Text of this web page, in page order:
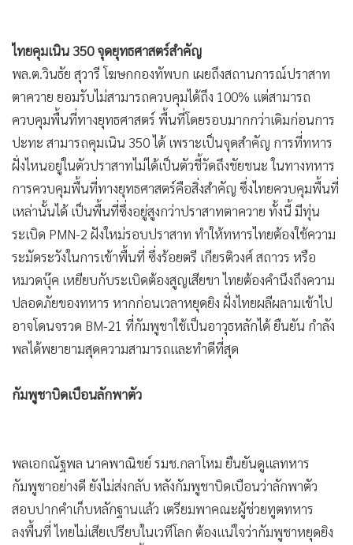
• ต่างประเทศ
• Special Scoop
• เศรษฐกิจ-ธุรกิจ
• ชุมชน-คุณภาพชีวิต
อาชญากรรม
• Motoring
• เกม
• วิทยาศาสตร์
• SMEs
• หุ้น
• อินโดจีน
• กองทุนรวม
• Factcheck
•
Gotomanager
ไทยคุมเนิน 350 จุดยุทธศาสตร์สำคัญ
พล.ต.วินธัย สุวารี โฆษกกองทัพบก เผยถึงสถานการณ์ปราสาท
ตาควาย ยอมรับไม่สามารถควบคุมได้ถึง 100% แต่สามารถ
ควบคุมพื้นที่ทางยุทธศาสตร์ พื้นที่โดยรอบมากกว่าเดิมก่อนการ
ปะทะ สามารถคุมเนิน 350 ได้ เพราะเป็นจุดสำคัญ การที่ทหาร
ฝั่งไหนอยู่ในตัวปราสาทไม่ได้เป็นตัวชี้วัดถึงชัยชนะ ในทางทหาร
การควบคุมพื้นที่ทางยุทธศาสตร์คือสิ่งสำคัญ ซึ่งไทยควบคุมพื้นที่
เหล่านั้นได้ เป็นพื้นที่ซึ่งอยู่สูงกว่าปราสาทตาควาย ทั้งนี้ มีทุ่น
ระเบิด PMN-2 ฝังใหม่รอบปราสาท ทำให้ทหารไทยต้องใช้ความ
ระมัดระวังในการเข้าพื้นที่ ซึ่งร้อยตรี เกียรติวงศ์ สถาวร หรือ
หมวดบุ๊ค เหยียบกับระเบิดต้องสูญเสียขา ไทยต้องคำนึงถึงความ
ปลอดภัยของทหาร หากก่อนเวลาหยุดยิง ฝั่งไทยผลีผลามเข้าไป
อาจโดนจรวด BM-21 ที่กัมพูชาใช้เป็นอาวุธหลักได้ ยืนยัน กำลัง
พลได้พยายามสุดความสามารถและทำดีที่สุด
กัมพูชาบิดเบือนลักพาตัว
พลเอกณัฐพล นาคพาณิชย์ รมช.กลาโหม ยืนยันดูแลทหาร
กัมพูชาอย่างดี​ ยังไม่ส่งกลับ​ หลังกัมพูชาบิดเบือนว่าลักพาตัว
สอบปากคำเก็บหลักฐานแล้ว​ เตรียมพาคณะผู้ช่วยทูตทหาร
ลงพื้นที่ ไทยไม่เสียเปรียบในเวทีโลก​ ต้องแน่ใจว่ากัมพูชาหยุดยิง